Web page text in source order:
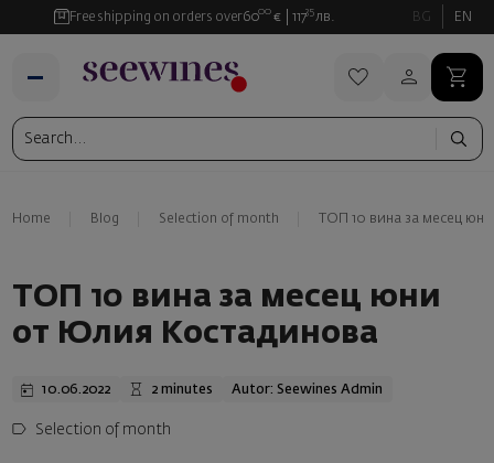
Free shipping on orders over6000 € 11735 лв. BG EN
Home Blog Selection of month ТОП 10 вина за месец
ТОП 10 вина за месец юни
от Юлия Костадинова
10.06.2022 2 minutes Autor: Seewines Admin
Selection of month